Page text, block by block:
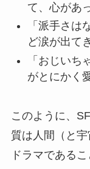
て、心があ
「派手さは
ど涙が出て
「おじいち
がとにかく
このように、
質は人間（と
ドラマである